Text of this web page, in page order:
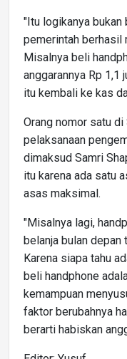
"Itu logikanya bukan
pemerintah berhasil
Misalnya beli
anggarannya Rp 1,1
itu kembali ke kas
Orang nomor satu
pelaksanaan
dimaksud Samri
itu karena ada satu
asas maksimal.
"Misalnya lagi,
belanja bulan depan
Karena siapa tahu
beli handphone
kemampuan
faktor berubahnya
berarti habiskan